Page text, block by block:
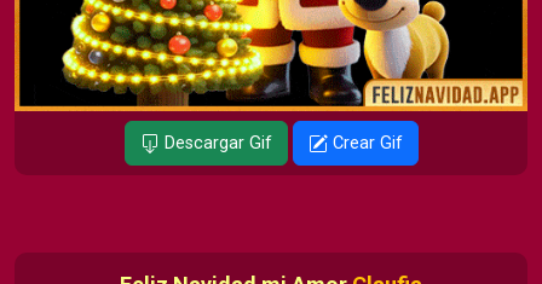
Descargar Gif Crear Gif